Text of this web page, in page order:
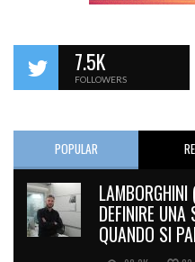
7.5K
FOLLOWERS
POPULAR
DEFINIRE
QUANDO SI